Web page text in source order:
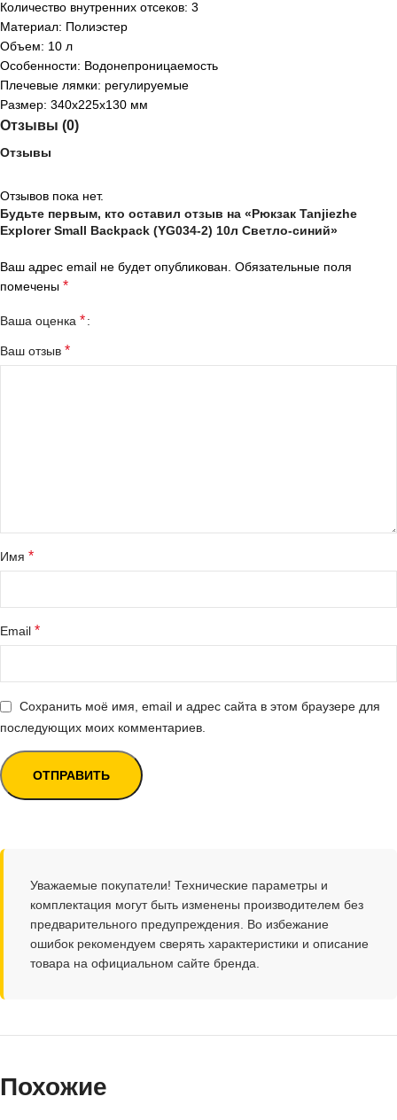
Количество внутренних отсеков: 3
Материал: Полиэстер
Объем: 10 л
Особенности: Водонепроницаемость
Плечевые лямки: регулируемые
Размер: 340x225x130 мм
Отзывы (0)
Отзывы
Отзывов пока нет.
Будьте первым, кто оставил отзыв на «Рюкзак Tanjiezhe
Explorer Small Backpack (YG034-2) 10л Светло-синий»
Ваш адрес email не будет опубликован. Обязательные поля
помечены *
Ваша оценка *
Ваш отзыв *
Имя *
Email *
Сохранить моё имя, email и адрес сайта в этом браузере для
последующих моих комментариев.
Уважаемые покупатели! Технические параметры и
комплектация могут быть изменены производителем без
предварительного предупреждения. Во избежание
ошибок рекомендуем сверять характеристики и описание
товара на официальном сайте бренда.
Похожие